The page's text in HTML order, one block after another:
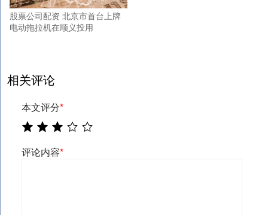
股票公司配资 北京市首台上牌
电动拖拉机在顺义投用
相关评论
本文评分*
评论内容*